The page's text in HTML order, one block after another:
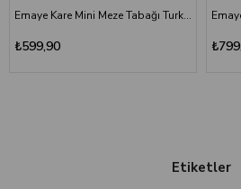
Emaye Kare Mini Meze Tabağı Turkuaz 11 cm
₺599,90
Etiketler